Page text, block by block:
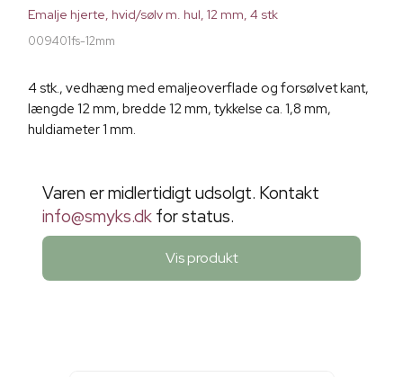
Emalje hjerte, hvid/sølv m. hul, 12 mm, 4 stk
009401fs-12mm
4 stk., vedhæng med emaljeoverflade og forsølvet kant,
længde 12 mm, bredde 12 mm, tykkelse ca. 1,8 mm,
huldiameter 1 mm.
Varen er midlertidigt udsolgt. Kontakt
info@smyks.dk for status.
Vis produkt